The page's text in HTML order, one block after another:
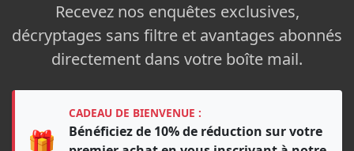
Recevez nos enquêtes exclusives,
décryptages sans filtre et avantages abonnés
directement dans votre boîte mail.
🎁
CADEAU DE BIENVENUE :
Bénéficiez de 10% de réduction sur votre